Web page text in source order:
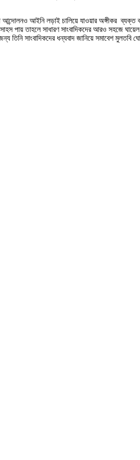
আন্দোলনও আইনি লড়াই চালিয়ে যাওয়ার অঙ্গীকর
পায় তাহলে সাধারণ সাংবাদিকদের আরও সহজে
তিনি সাংবাদিকদের ধন্যবাদ জানিয়ে সমাবেশ মুলতবি